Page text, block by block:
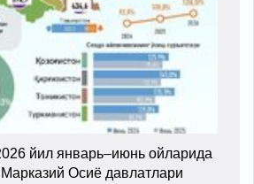
йил январь–июнь ойларида
Марказий Осиё давлатлари